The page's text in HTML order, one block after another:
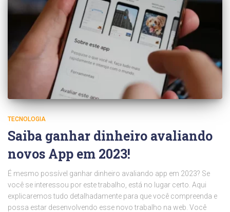
TECNOLOGIA
Saiba ganhar dinheiro avaliando
novos App em 2023!
É mesmo possível ganhar dinheiro avaliando app em 2023? Se
você se interessou por este trabalho, está no lugar certo. Aqui
explicaremos tudo detalhadamente para que você compreenda e
possa estar desenvolvendo esse novo trabalho na web. Você